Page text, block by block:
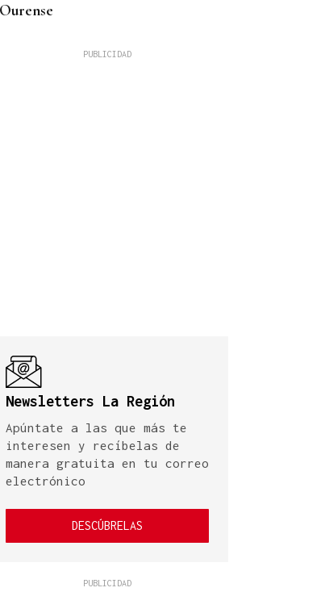
Ourense
Newsletters La Región
Apúntate a las que más te
interesen y recíbelas de
manera gratuita en tu correo
electrónico
DESCÚBRELAS